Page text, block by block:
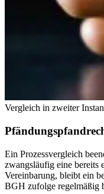
Vergleich in zweiter
Ein Prozessvergleich
zwangsläufig eine bereits
Vereinbarung, bleibt ein
BGH zufolge regelmäßig